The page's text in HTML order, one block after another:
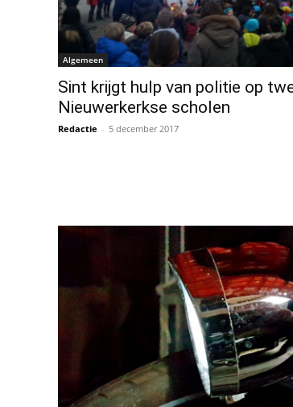
Algemeen
Sint krijgt hulp van politie op
Nieuwerkerkse scholen
Redactie - 5 december 2017